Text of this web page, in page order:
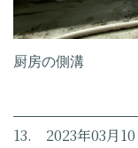
厨房の側溝
13. 2023年03月10